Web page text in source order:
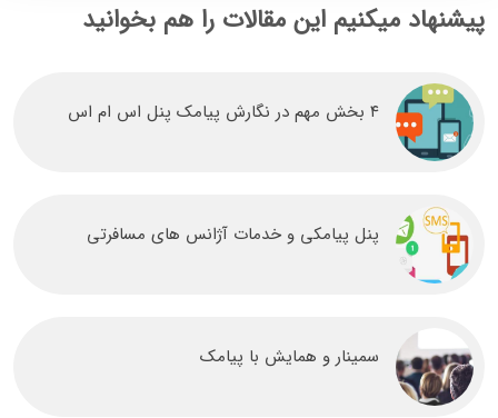
پیشنهاد میکنیم این مقالات را هم بخوانید
۴ بخش مهم در نگارش پیامک پنل اس ام اس
پنل پیامکی و خدمات آژانس های مسافرتی
سمینار و همایش با پیامک